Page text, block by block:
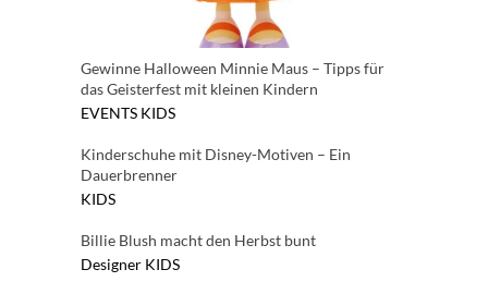
Gewinne Halloween Minnie Maus – Tipps für
das Geisterfest mit kleinen Kindern
EVENTS KIDS
Kinderschuhe mit Disney-Motiven – Ein
Dauerbrenner
KIDS
Billie Blush macht den Herbst bunt
Designer KIDS